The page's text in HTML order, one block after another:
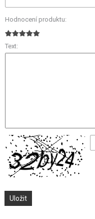
Hodnocení produktu:
Text: